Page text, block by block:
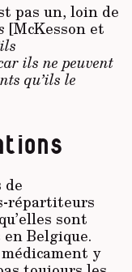
pas un, loin de
[McKesson et
ils ne peuvent
qu’ils le
de
répartiteurs
sont
Belgique.
y